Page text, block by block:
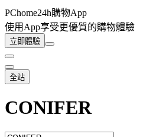
PChome24h購物App
使用App享受更優質的購物體驗
立即體驗
全站
CONIFER